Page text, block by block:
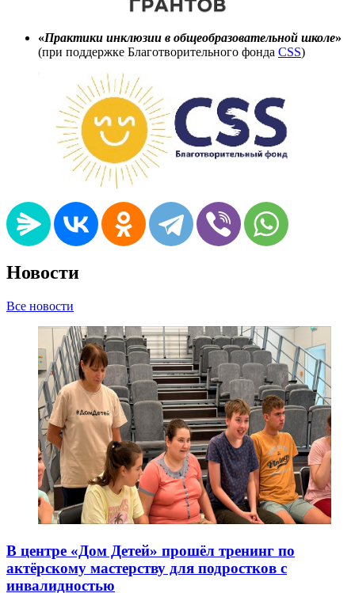
«Практики инклюзии в общеобразовательной школе»
(при поддержке Благотворительного фонда CSS)
Новости
Все новости
В центре «Дом Детей» прошёл тренинг по
актёрскому мастерству для подростков с
инвалидностью